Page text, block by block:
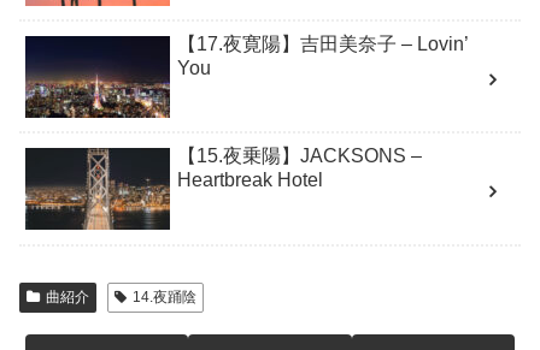
【17.夜寛陽】吉田美奈子 – Lovin’
You
【15.夜乗陽】JACKSONS –
Heartbreak Hotel
曲紹介 14.夜踊陰